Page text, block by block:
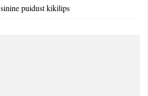
sinine puidust kikilips